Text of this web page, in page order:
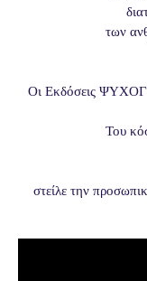
των
Οι Εκδόσεις
Του
στείλε την